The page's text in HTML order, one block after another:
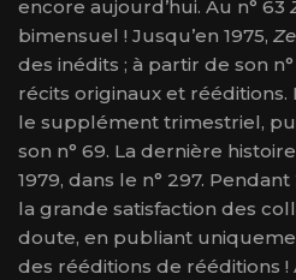
encore aujourd’hui. Au n° 63
bimensuel ! Jusqu’en 1975,
des inédits ; à partir de son
récits originaux et
le supplément trimestriel,
son n° 69. La dernière
1979, dans le n° 297.
la grande satisfaction des
doute, en publiant
des rééditions de rééditions